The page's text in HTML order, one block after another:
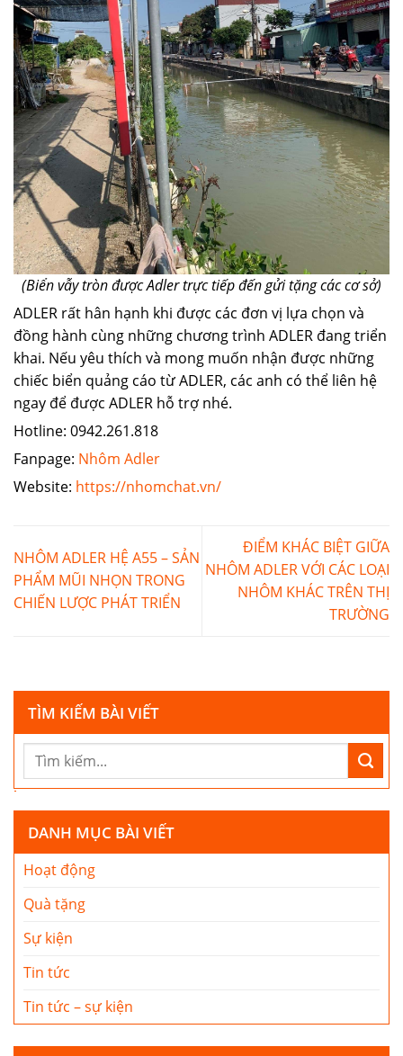
(Biển vẫy tròn được Adler trực tiếp đến gửi tặng các cơ sở)
ADLER rất hân hạnh khi được các đơn vị lựa chọn và
đồng hành cùng những chương trình ADLER đang triển
khai. Nếu yêu thích và mong muốn nhận được những
chiếc biển quảng cáo từ ADLER, các anh có thể liên hệ
ngay để được ADLER hỗ trợ nhé.
Hotline: 0942.261.818
Fanpage: Nhôm Adler
Website: https://nhomchat.vn/
NHÔM ADLER HỆ A55 – SẢN
PHẨM MŨI NHỌN TRONG
CHIẾN LƯỢC PHÁT TRIỂN
ĐIỂM KHÁC BIỆT GIỮA
NHÔM ADLER VỚI CÁC LOẠI
NHÔM KHÁC TRÊN THỊ
TRƯỜNG
TÌM KIẾM BÀI VIẾT
DANH MỤC BÀI VIẾT
Hoạt động
Quà tặng
Sự kiện
Tin tức
Tin tức – sự kiện